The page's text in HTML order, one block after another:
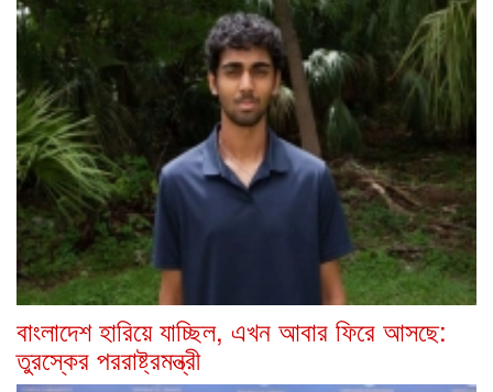
বাংলাদেশ হারিয়ে যাচ্ছিল, এখন আবার ফিরে আসছে:
তুরস্কের পররাষ্ট্রমন্ত্রী